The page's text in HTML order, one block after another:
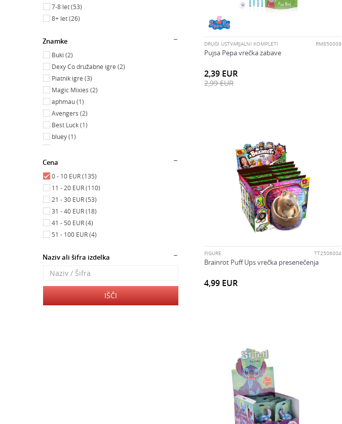
7-8 let (53)
8+ let (26)
Znamke
Buki (2)
Dexy Co družabne igre (2)
Piatnik igre (3)
Magic Mixies (2)
aphmau (1)
Avengers (2)
Best Luck (1)
bluey (1)
Burago (3)
Grossery Gang (4)
HOT WHEELS (1)
Jurassic World (2)
Cena
0 - 10 EUR (135)
11 - 20 EUR (110)
21 - 30 EUR (53)
31 - 40 EUR (18)
41 - 50 EUR (4)
51 - 100 EUR (4)
Naziv ali šifra izdelka
IŠČI
DRUGI USTVARJALNI KOMPLETI RM850009
Pujsa Pepa vrečka zabave
2,39 EUR
2,99EUR
FIGURE TT2506004
Brainrot Puff Ups vrečka presenečenja
4,99 EUR